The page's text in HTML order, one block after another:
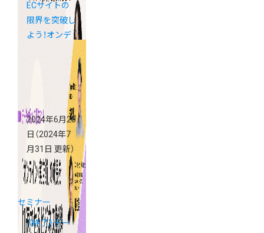
ECサイトの
限界を突破し
よう！オンデ
2024年6月28
日 （2024年7
月31日 更新）
セミナー
《終了》デー